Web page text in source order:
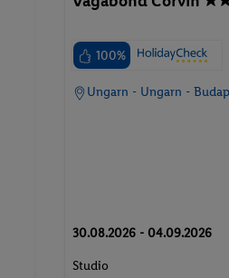
100%
Ungarn - Ungarn -
30.08.2026 - 04.09.2026
Studio